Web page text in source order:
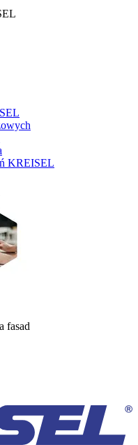
KREISEL
fasad